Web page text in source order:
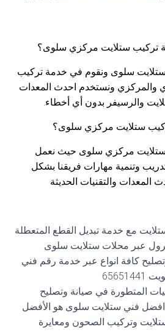
ستلايت مركزي سلوى؟
سلوى ونقوم في خدمة تركيب
والمركزي ونستخدم احدث المعدات
والرسيفر بدون أي أخطاء.
ستلايت مركزي سلوى؟
مركزي سلوى حيث نعمل
وتنمية مهارات فريقنا بشكل
والتقنيات الحديثة
مع خدمة تبديل القطع المتعطلة
عبر محلات ستلايت سلوى
كافة انواع عبر خدمة رقم فني
المتطورة في صيانة وتصليح
فني ستلايت سلوى هو الأفضل
وتركيب الصحون ومعايرة